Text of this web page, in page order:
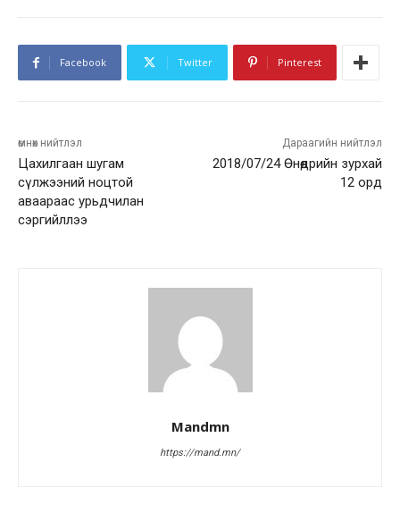
Facebook Twitter Pinterest
өмнөх нийтлэл
Цахилгаан шугам
сүлжээний ноцтой
аваараас урьдчилан
сэргийллээ
Дараагийн нийтлэл
2018/07/24 Өнөөдрийн зурхай
12 орд
Mandmn
https://mand.mn/